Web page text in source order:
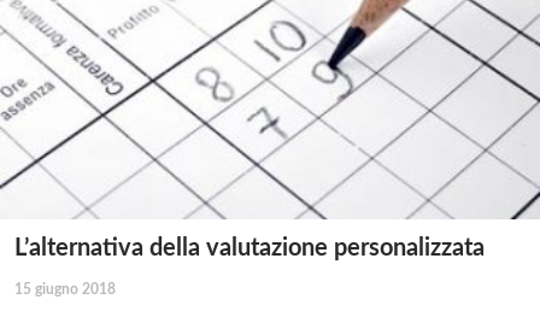
L’alternativa della valutazione personalizzata
15 giugno 2018